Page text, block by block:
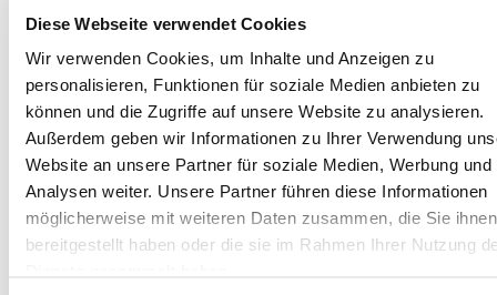
Diese Webseite verwendet Cookies
Wir verwenden Cookies, um Inhalte und Anzeigen zu
personalisieren, Funktionen für soziale Medien anbieten zu
können und die Zugriffe auf unsere Website zu analysieren.
Außerdem geben wir Informationen zu Ihrer Verwendung
Website an unsere Partner für soziale Medien, Werbung und
Analysen weiter. Unsere Partner führen diese Informationen
möglicherweise mit weiteren Daten zusammen, die Sie ihnen
bereitgestellt haben oder die sie im Rahmen Ihrer Nutzung
Historica 1000 angeräuchert Diele
edelholz_historica_limestone_nature
edelholz_historica_mineralgrey